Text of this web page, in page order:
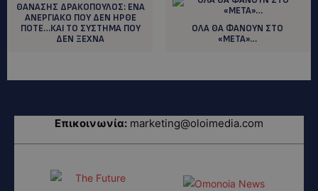
ΘΑΝΑΣΗΣ ΔΡΑΚΟΠΟΥΛΟΣ: EΝΑ
ΑΝΕΡΓΙΑΚΟ ΠΟΥ ΔΕΝ ΗΡΘΕ
ΠΟΤΕ…ΚΑΙ ΤΟ ΣΥΣΤΗΜΑ ΠΟΥ
ΔΕΝ ΞΕΧΝΑ
ΟΛΑ ΘΑ ΦΑΝΟΥΝ ΣΤΟ
«ΜΕΤΑ»…
Επικοινωνία: marketing@oloimedia.com